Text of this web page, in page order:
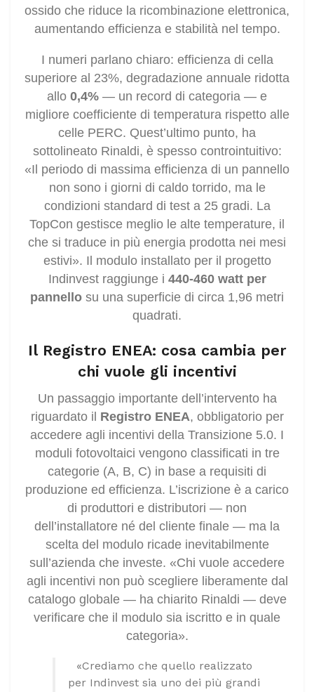
ossido che riduce la ricombinazione elettronica,
aumentando efficienza e stabilità nel tempo.
I numeri parlano chiaro: efficienza di cella
superiore al 23%, degradazione annuale ridotta
allo 0,4% — un record di categoria — e
migliore coefficiente di temperatura rispetto alle
celle PERC. Quest’ultimo punto, ha
sottolineato Rinaldi, è spesso controintuitivo:
«Il periodo di massima efficienza di un pannello
non sono i giorni di caldo torrido, ma le
condizioni standard di test a 25 gradi. La
TopCon gestisce meglio le alte temperature, il
che si traduce in più energia prodotta nei mesi
estivi». Il modulo installato per il progetto
Indinvest raggiunge i 440-460 watt per
pannello su una superficie di circa 1,96 metri
quadrati.
Il Registro ENEA: cosa cambia per
chi vuole gli incentivi
Un passaggio importante dell’intervento ha
riguardato il Registro ENEA, obbligatorio per
accedere agli incentivi della Transizione 5.0. I
moduli fotovoltaici vengono classificati in tre
categorie (A, B, C) in base a requisiti di
produzione ed efficienza. L’iscrizione è a carico
di produttori e distributori — non
dell’installatore né del cliente finale — ma la
scelta del modulo ricade inevitabilmente
sull’azienda che investe. «Chi vuole accedere
agli incentivi non può scegliere liberamente dal
catalogo globale — ha chiarito Rinaldi — deve
verificare che il modulo sia iscritto e in quale
categoria».
«Crediamo che quello realizzato
per Indinvest sia uno dei più grandi